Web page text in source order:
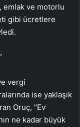
emlak ve motorlu
gibi ücretlere
vergi
ise yaklaşık
Oruç, “Ev
ne kadar büyük